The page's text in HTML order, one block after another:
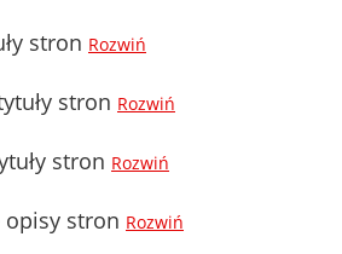
stron Rozwiń
stron Rozwiń
stron Rozwiń
opisy stron Rozwiń